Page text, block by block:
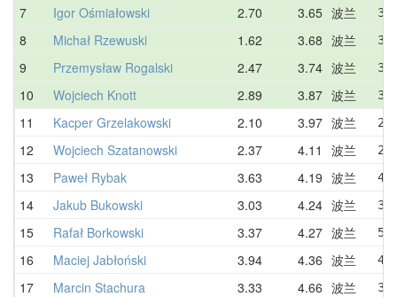
7 Igor Ośmiałowski 2.70 3.65 波兰
8 Michał Rzewuski 1.62 3.68 波兰
9 Przemysław Rogalski 2.47 3.74 波兰
10 Wojciech Knott 2.89 3.87 波兰
11 Kacper Grzelakowski 2.10 3.97 波兰
12 Wojciech Szatanowski 2.37 4.11 波兰
13 Paweł Rybak 3.63 4.19 波兰
14 Jakub Bukowski 3.03 4.24 波兰
15 Rafał Borkowski 3.37 4.27 波兰
16 Maciej Jabłoński 3.94 4.36 波兰
17 Marcin Stachura 3.33 4.66 波兰